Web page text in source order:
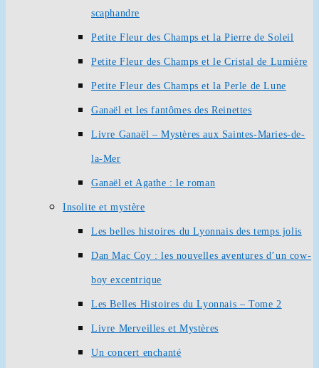
scaphandre
Petite Fleur des Champs et la Pierre de Soleil
Petite Fleur des Champs et le Cristal de Lumière
Petite Fleur des Champs et la Perle de Lune
Ganaël et les fantômes des Reinettes
Livre Ganaël – Mystères aux Saintes-Maries-de-
la-Mer
Ganaël et Agathe : le roman
Insolite et mystère
Les belles histoires du Lyonnais des temps jolis
Dan Mac Coy : les nouvelles aventures d’un cow-
boy excentrique
Les Belles Histoires du Lyonnais – Tome 2
Livre Merveilles et Mystères
Un concert enchanté